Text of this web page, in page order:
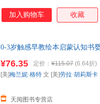
加入购物车 收藏
0-3岁触感早教绘本启蒙认知书
¥76.35 定价： ¥115.07 (6.64折)
天阅图书专营店
[美]梅兰妮·格特 文 [美]劳拉·胡莉斯卡